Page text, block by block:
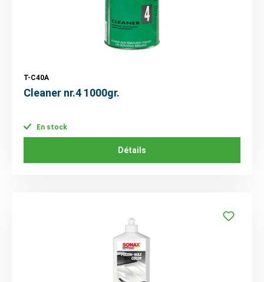
T-C40A
Cleaner nr.4 1000gr.
En stock
Détails